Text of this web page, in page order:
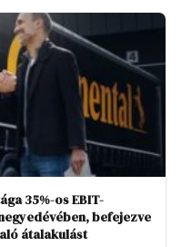
35%-os EBIT-
befejezve
átalakulást